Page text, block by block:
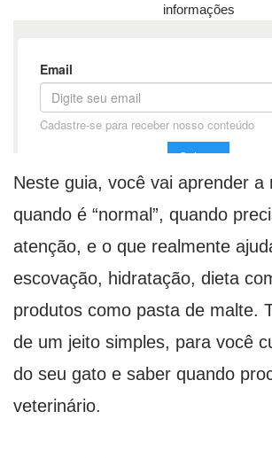
informações
Neste guia, você vai aprender a
quando é “normal”, quando
atenção, e o que realmente
escovação, hidratação, dieta
produtos como pasta de malte.
de um jeito simples, para você
do seu gato e saber quando
veterinário.